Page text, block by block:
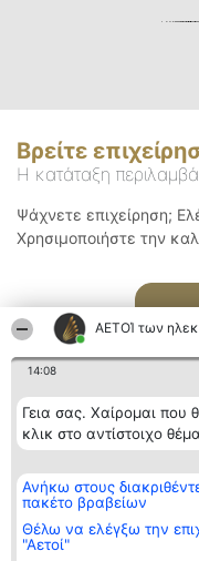
ΑΕΤΟΊ των
14:08
Γεια σας. Χαίρομαι
κλικ στο αντίστοιχο
Ανήκω στους
πακέτο βραβείων
Θέλω να ελέγξω την
"Αετοί"
Βρείτε
Η κατάταξη
Ψάχνετε επιχείρηση;
Χρησιμοποιήστε την
Διοργανωτής της
κατάταξης
BEAUTIFUL COMPANY
ΤΗΛ. ΕΠΙΚΟΙΝΩΝΙΑΣ:
2104128019